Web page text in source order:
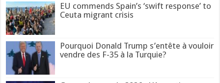
EU commends Spain’s ‘swift response’ to
Ceuta migrant crisis
Pourquoi Donald Trump s’entête à vouloir
vendre des F-35 à la Turquie?